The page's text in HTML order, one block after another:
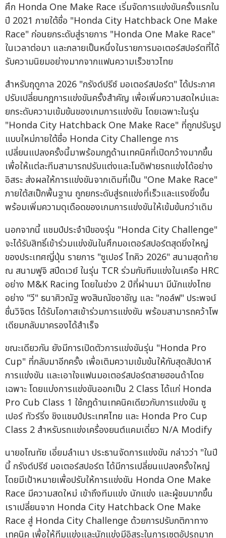
ศึก Honda One Make Race เริ่มจัดการแข่งขันครั้งแรกใน
ปี 2021 ภายใต้ชื่อ "Honda City Hatchback One Make
Race" ก่อนยกระดับสู่รายการ "Honda One Make Race"
ในเวลาต่อมา และกลายเป็นหนึ่งในรายการมอเตอร์สปอร์ตที่ได้
รับความนิยมอย่างมากจากแฟนความเร็วชาวไทย
สำหรับฤดูกาล 2026 "กรังด์ปรีซ์ มอเตอร์สปอร์ต" ได้ประกาศ
ปรับเปลี่ยนกฎการแข่งขันครั้งสำคัญ เพื่อเพิ่มความสดใหม่และ
ยกระดับความเข้มข้นของเกมการแข่งขัน โดยเฉพาะในรุ่น
"Honda City Hatchback One Make Race" ที่ถูกปรับรูป
แบบใหม่ภายใต้ชื่อ Honda City Challenge การ
เปลี่ยนแปลงครั้งนี้มาพร้อมกฎด้านเทคนิคที่เปิดกว้างมากขึ้น
เพื่อให้แต่ละทีมสามารถปรับแต่งและโมดิฟายรถแข่งได้อย่าง
อิสระ ส่งผลให้การแข่งขันจากเดิมที่เป็น "One Make Race"
ภายใต้สเป็กพื้นฐาน ถูกยกระดับสู่รถแข่งที่เร็วและแรงยิ่งขึ้น
พร้อมเพิ่มความดุเดือดของเกมการแข่งขันให้เข้มข้นกว่าเดิม
นอกจากนี้ แชมป์ประจำปีของรุ่น "Honda City Challenge"
จะได้รับสิทธิ์เข้าร่วมแข่งขันในศึกมอเตอร์สปอร์ตสุดยิ่งใหญ่
ของประเทศญี่ปุ่น รายการ "ซูเปอร์ ไทคิว 2026" สนามสุดท้าย
ณ สนามฟูจิ สปีดเวย์ ในรุ่น TCR ร่วมกับทีมแข่งในเครือ HRC
อย่าง M&K Racing โดยในช่วง 2 ปีที่ผ่านมา มีนักแข่งไทย
อย่าง "วี" ธนาศิวณัฐ พงสินณัชอาชัญ และ "กอล์ฟ" ประพจน์
ชื่นวิจิตร ได้รับโอกาสเข้าร่วมการแข่งขัน พร้อมสามารถคว้าโพ
เดียมกลับมาครองได้สำเร็จ
ขณะเดียวกัน ยังมีการเปิดตัวการแข่งขันรุ่น "Honda Pro
Cup" ที่กลับมาอีกครั้ง เพื่อเติมความเข้มข้นให้กับสุดสัปดาห์
การแข่งขัน และเอาใจแฟนมอเตอร์สปอร์ตสายฮอนด้าโดย
เฉพาะ โดยแบ่งการแข่งขันออกเป็น 2 Class ได้แก่ Honda
Pro Cub Class 1 ใช้กฎด้านเทคนิคเดียวกับการแข่งขัน ซู
เปอร์ ทัวร์ริ่ง ชิงแชมป์ประเทศไทย และ Honda Pro Cup
Class 2 สำหรับรถแข่งเครื่องยนต์แคมเดี่ยว N/A Modify
นายอโณทัย เอี่ยมลำเนา ประธานจัดการแข่งขัน กล่าวว่า "ในปี
นี้ กรังด์ปรีซ์ มอเตอร์สปอร์ต ได้มีการเปลี่ยนแปลงครั้งใหญ่
โดยมีเป้าหมายเพื่อปรับให้การแข่งขัน Honda One Make
Race มีความสดใหม่ เข้าถึงทีมแข่ง นักแข่ง และผู้ชมมากขึ้น
เราเปลี่ยนจาก Honda City Hatchback One Make
Race สู่ Honda City Challenge ด้วยการปรับกติกาทาง
เทคนิค เพื่อให้ทีมแข่งและนักแข่งมีอิสระในการเซตอัปรถมาก